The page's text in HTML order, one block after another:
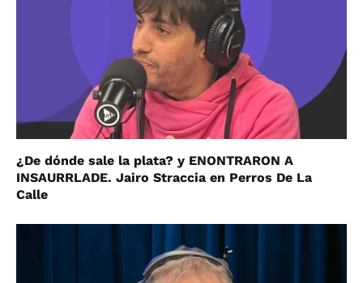
¿De dónde sale la plata? y ENONTRARON A
INSAURRLADE. Jairo Straccia en Perros De La
Calle